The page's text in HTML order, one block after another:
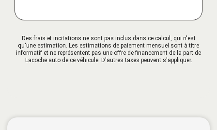
Des frais et incitations ne sont pas inclus dans ce calcul, qui n'est
qu'une estimation. Les estimations de paiement mensuel sont à titre
informatif et ne représentent pas une offre de financement de la part de
Lacoche auto de ce véhicule. D'autres taxes peuvent s'appliquer.